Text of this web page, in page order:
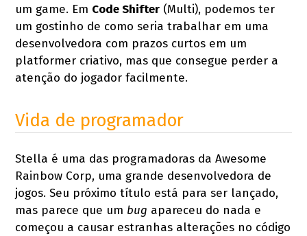
um game. Em Code Shifter (Multi), podemos ter
um gostinho de como seria trabalhar em uma
desenvolvedora com prazos curtos em um
platformer criativo, mas que consegue perder a
atenção do jogador facilmente.
Vida de programador
Stella é uma das programadoras da Awesome
Rainbow Corp, uma grande desenvolvedora de
jogos. Seu próximo título está para ser lançado,
mas parece que um bug apareceu do nada e
começou a causar estranhas alterações no código